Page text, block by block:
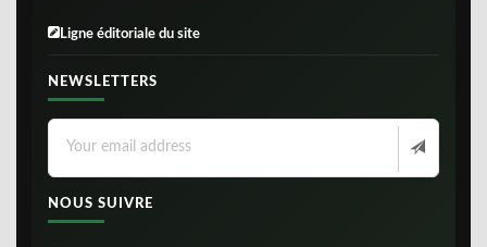
Ligne éditoriale du site
NEWSLETTERS
NOUS SUIVRE